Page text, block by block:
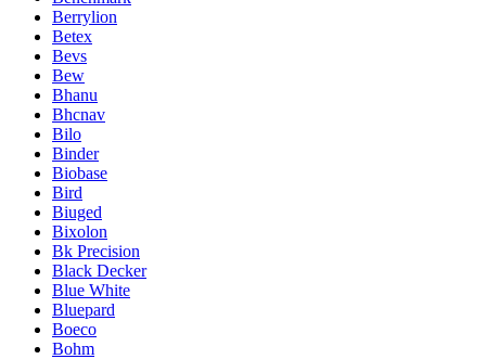
Berrylion
Betex
Bevs
Bew
Bhanu
Bhcnav
Bilo
Binder
Biobase
Bird
Biuged
Bixolon
Bk Precision
Black Decker
Blue White
Bluepard
Boeco
Bohm